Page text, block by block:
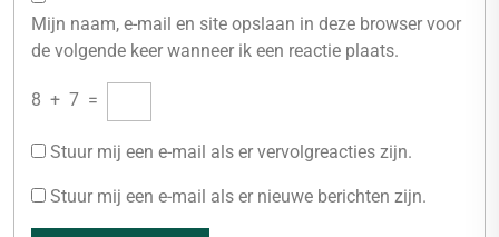
Mijn naam, e-mail en site opslaan in deze browser voor
de volgende keer wanneer ik een reactie plaats.
8 + 7 =
Stuur mij een e-mail als er vervolgreacties zijn.
Stuur mij een e-mail als er nieuwe berichten zijn.